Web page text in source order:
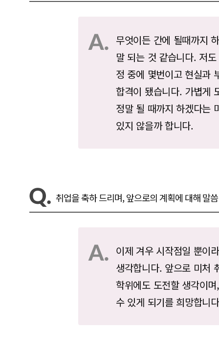
무엇이든 간에 될때까지
말 되는 것 같습니다. 저
정 중에 몇번이고 현실과
합격이 됐습니다. 가볍게
정말 될 때까지 하겠다는
있지 않을까 합니다.
취업을 축하 드리며, 앞으로의 계획에 대해 말
이제 겨우 시작점일 뿐이
생각합니다. 앞으로 미처
학위에도 도전할 생각이
수 있게 되기를 희망합니